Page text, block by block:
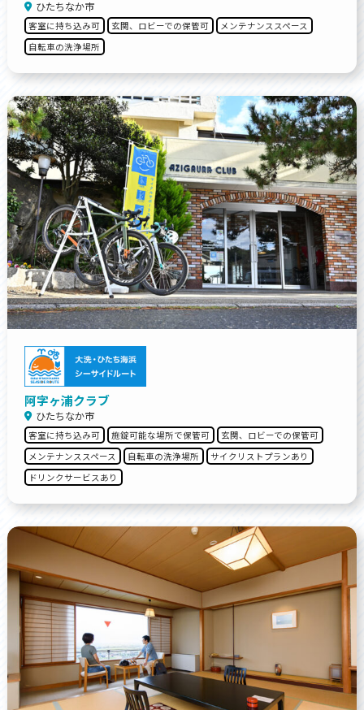
ひたちなか市
客室に持ち込み可 玄関、ロビーでの保管可
メンテナンススペース
自転車の洗浄場所
阿字ヶ浦クラブ
ひたちなか市
客室に持ち込み可 施錠可能な場所で保管可
玄関、ロビーでの保管可
メンテナンススペース
自転車の洗浄場所
サイクリストプランあり
ドリンクサービスあり